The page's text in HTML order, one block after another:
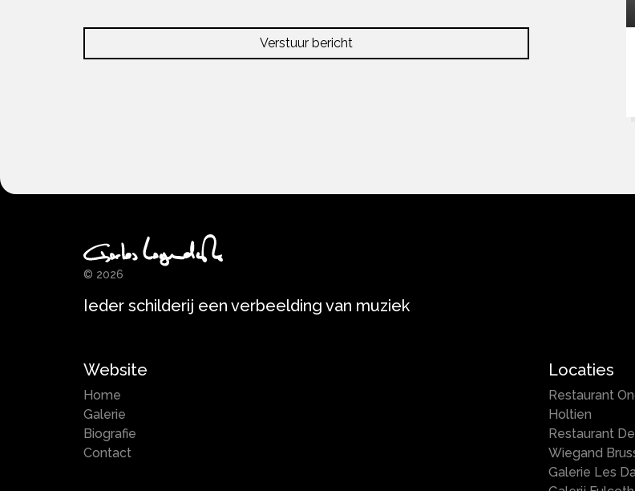
Verstuur bericht
© 2026
Ieder schilderij een verbeelding van muziek
Website
Home
Galerie
Biografie
Contact
Locaties
Restaurant
Holtien
Restaurant
Wiegand
Galerie Les